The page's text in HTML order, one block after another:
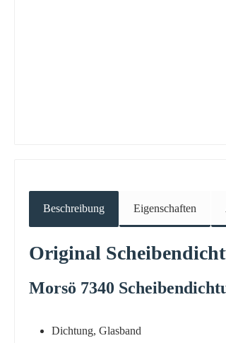
Beschreibung Eigenschaften
Original
Morsö 7340
Dichtung, Glasband